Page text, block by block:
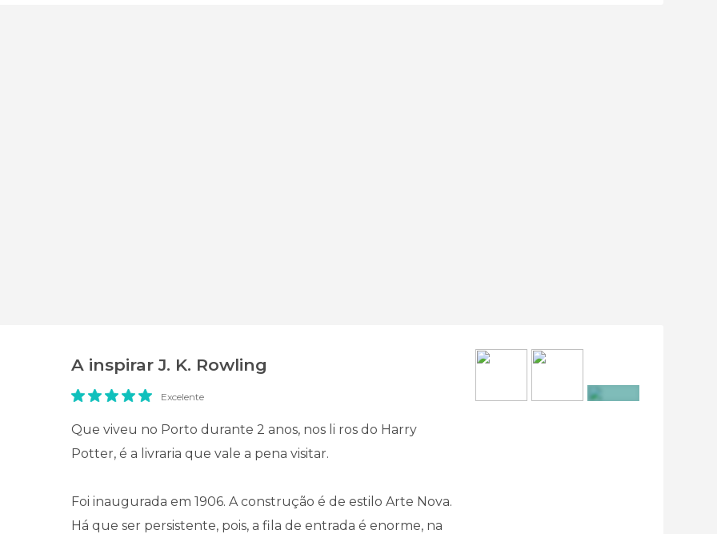
A inspirar J. K. Rowling
Excelente
Que viveu no Porto durante 2 anos, nos li ros do Harry
Potter, é a livraria que vale a pena visitar.
Foi inaugurada em 1906. A construção é de estilo Arte Nova.
Há que ser persistente, pois, a fila de entrada é enorme, na